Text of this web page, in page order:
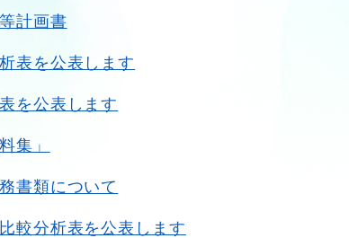
計画書
表を公表します
を公表します
集」
書類について
較分析表を公表します